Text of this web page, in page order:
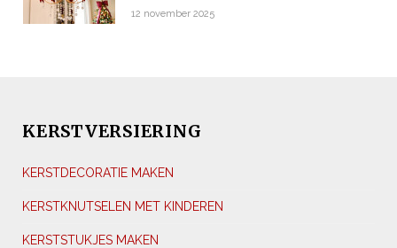
12 november 2025
KERSTVERSIERING
KERSTDECORATIE MAKEN
KERSTKNUTSELEN MET KINDEREN
KERSTSTUKJES MAKEN